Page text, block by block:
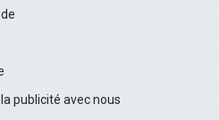
publicité avec nous